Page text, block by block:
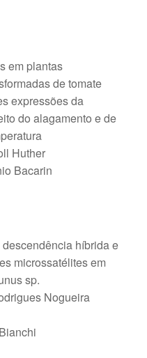
em plantas
de tomate
expressões da
do alagamento e de
Huther
Bacarin
híbrida e
microssatélites em
sp.
Nogueira